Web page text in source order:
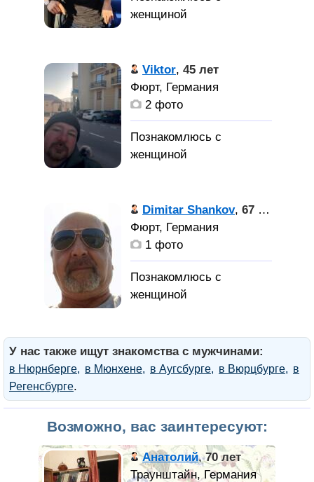
Viktor, 45 лет
Фюрт, Германия
2 фото
Dimitar Shankov, 67 лет
Фюрт, Германия
1 фото
У нас также ищут знакомства с мужчинами:
в Нюрнберге в Мюнхене в Аугсбурге в Вюрцбурге
в
Регенсбурге.
Возможно, вас заинтересуют:
Анатолий,70 лет
Траунштайн, Германия